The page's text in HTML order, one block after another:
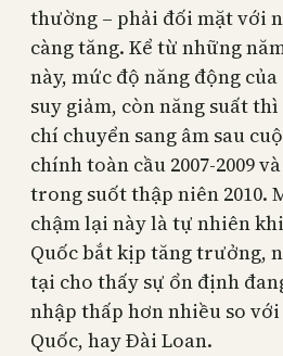
thường – phải đối mặt với
càng tăng. Kể từ những
này, mức độ năng động
suy giảm, còn năng suất
chí chuyển sang âm sau
chính toàn cầu 2007-2009
trong suốt thập niên 2010.
chậm lại này là tự nhiên
Quốc bắt kịp tăng trưởng,
tại cho thấy sự ổn định
nhập thấp hơn nhiều so
Quốc, hay Đài Loan.